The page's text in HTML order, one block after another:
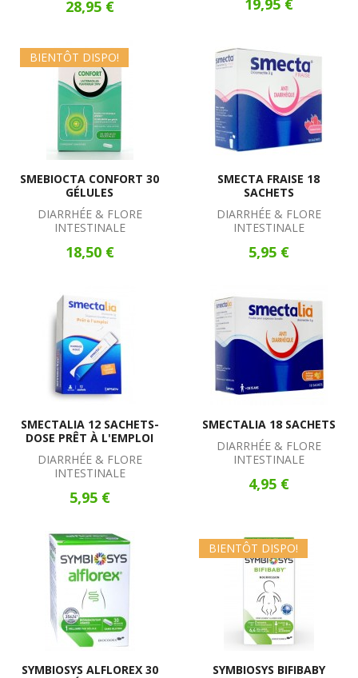
28,95 € 19,95 €
BIENTÔT DISPO!
SMEBIOCTA CONFORT 30
GÉLULES
DIARRHÉE & FLORE
INTESTINALE
18,50 €
SMECTA FRAISE 18
SACHETS
DIARRHÉE & FLORE
INTESTINALE
5,95 €
SMECTALIA 12 SACHETS-
DOSE PRÊT À L'EMPLOI
DIARRHÉE & FLORE
INTESTINALE
5,95 €
SMECTALIA 18 SACHETS
DIARRHÉE & FLORE
INTESTINALE
4,95 €
SYMBIOSYS ALFLOREX 30
BIENTÔT DISPO!
SYMBIOSYS BIFIBABY